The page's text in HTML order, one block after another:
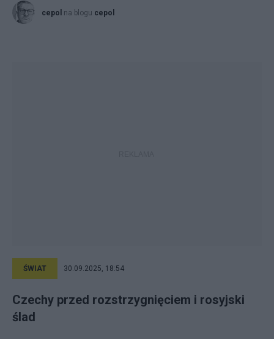
cepol na blogu cepol
ŚWIAT 30.09.2025, 18:54
Czechy przed rozstrzygnięciem i rosyjski
ślad